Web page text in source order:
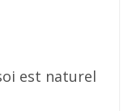
est naturel